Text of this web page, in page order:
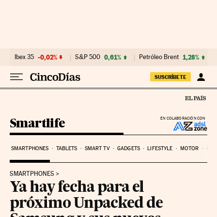
Ibex 35 -0,02% S&P 500 0,61% Petróleo Brent 1,28%
SUSCRÍBETE
EN COLABORACIÓN CON
Smartlife
SMARTPHONES TABLETS SMART TV GADGETS LIFESTYLE MOTOR
SMARTPHONES
Ya hay fecha para el
próximo Unpacked de